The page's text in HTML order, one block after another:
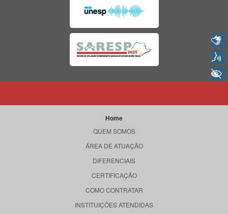
Home
QUEM SOMOS
ÁREA DE ATUAÇÃO
DIFERENCIAIS
CERTIFICAÇÃO
COMO CONTRATAR
INSTITUIÇÕES ATENDIDAS